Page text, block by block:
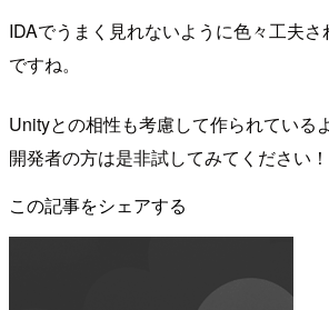
IDAでうまく見れないように色々工夫
ですね。
Unityとの相性も考慮して作られている
開発者の方は是非試してみてください！
この記事をシェアする